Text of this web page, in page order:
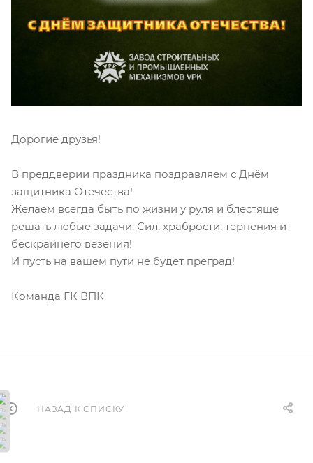
Дорогие друзья!
В преддверии праздника поздравляем с Днём
защитника Отечества!
Желаем всегда быть по жизни у руля и блестяще
решать любые задачи. Сил, храбрости, терпения и
бескрайнего везения!
И пусть на вашем пути не будет преград!
Команда ГК ВПК
НАЗАД К СПИСКУ